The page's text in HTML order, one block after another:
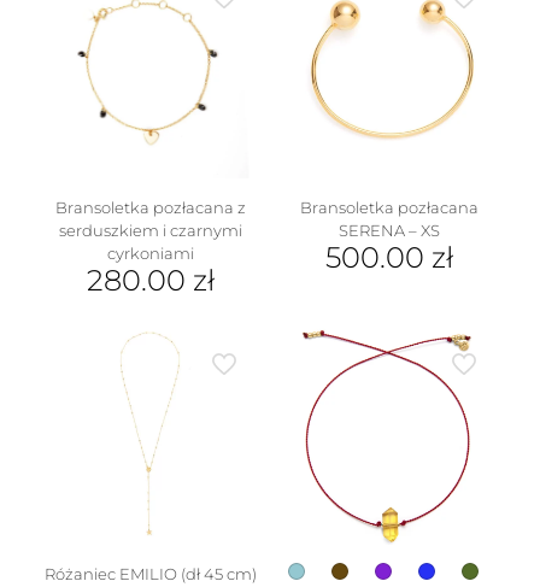
stronie
produktu
wiele
wariantów.
na
Bransoletka pozłacana z
serduszkiem i czarnymi
cyrkoniami
280.00 zł
Bransoletka pozłacana
SERENA – XS
500.00 zł
Różaniec EMILIO (dł 45 cm)